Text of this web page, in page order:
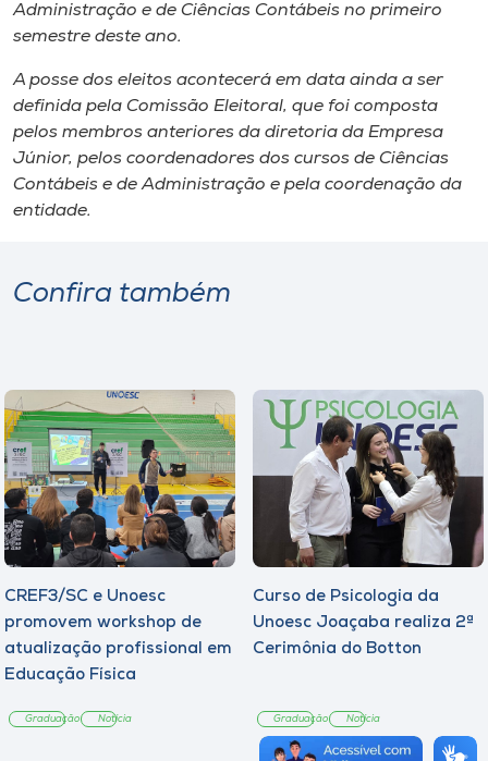
A-
Administração e de Ciências Contábeis no primeiro
semestre deste ano.
A posse dos eleitos acontecerá em data ainda a ser
definida pela Comissão Eleitoral, que foi composta
pelos membros anteriores da diretoria da Empresa
Júnior, pelos coordenadores dos cursos de Ciências
Contábeis e de Administração e pela coordenação da
entidade.
Confira também
CREF3/SC e Unoesc
promovem workshop de
atualização profissional em
Educação Física
Graduação Notícia
Curso de Psicologia da
Unoesc Joaçaba realiza 2ª
Cerimônia do Botton
Graduação Notícia